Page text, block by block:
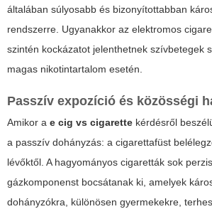
általában súlyosabb és bizonyítottabban
rendszerre. Ugyanakkor az elektromos
szintén kockázatot jelenthetnek szívbetegek
magas nikotintartalom esetén.
Passzív expozíció és közösségi
Amikor a e cig vs cigarette kérdésről
a passzív dohányzás: a cigarettafüst
lévőktől. A hagyományos cigaretták sok
gázkomponenst bocsátanak ki, amelyek
dohányzókra, különösen gyermekekre,